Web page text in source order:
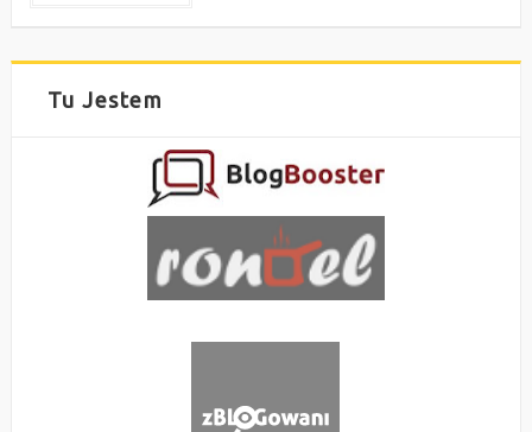
Tu Jestem